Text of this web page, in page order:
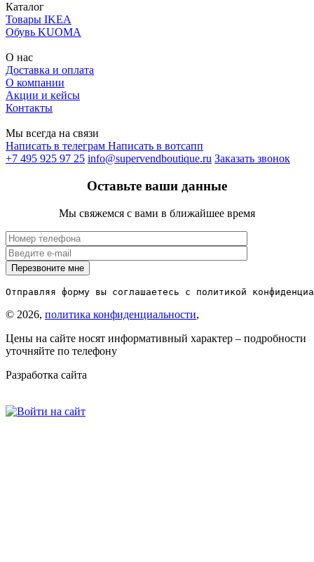
Каталог
Товары IKEA
Обувь KUOMA
О нас
Доставка и оплата
О компании
Акции и кейсы
Контакты
Мы всегда на связи
Написать в телеграм Написать в вотсапп
+7 495 925 97 25 info@supervendboutique.ru Заказать звонок
Оставьте ваши данные
Мы свяжемся с вами в ближайшее время
Отправляя форму вы соглашаетесь с политикой
© 2026, политика конфиденциальности,
Цены на сайте носят информативный характер – подробности
уточняйте по телефону
Разработка сайта